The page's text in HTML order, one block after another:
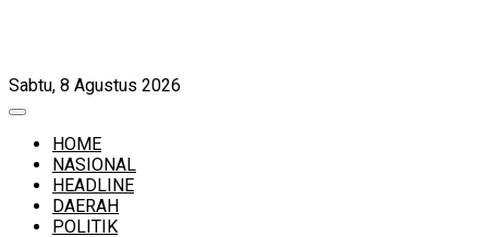
Sabtu, 8 Agustus 2026
HOME
NASIONAL
HEADLINE
DAERAH
POLITIK